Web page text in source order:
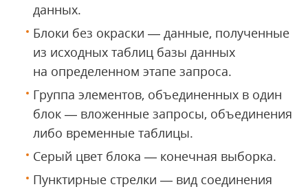
данных.
Блоки без окраски — данные, полученные
из исходных таблиц базы данных
на определенном этапе запроса.
Группа элементов, объединенных в один
блок — вложенные запросы, объединения
либо временные таблицы.
Серый цвет блока — конечная выборка.
Пунктирные стрелки — вид соединения